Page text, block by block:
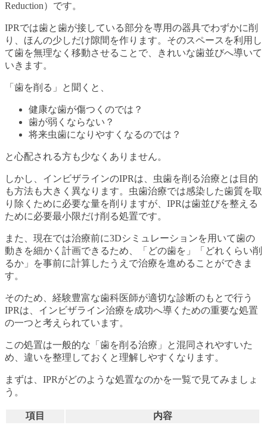
Reduction）です。
IPRでは歯と歯が接している部分を専用の器具でわずかに削
り、ほんの少しだけ隙間を作ります。そのスペースを利用し
て歯を無理なく移動させることで、きれいな歯並びへ導いて
いきます。
「歯を削る」と聞くと、
健康な歯が傷つくのでは？
歯が弱くならない？
将来虫歯になりやすくなるのでは？
と心配される方も少なくありません。
しかし、インビザラインのIPRは、虫歯を削る治療とは目的
も方法も大きく異なります。虫歯治療では感染した歯質を取
り除くために必要な量を削りますが、IPRは歯並びを整える
ために必要最小限だけ削る処置です。
また、現在では治療前に3Dシミュレーションを用いて歯の
動きを細かく計画できるため、「どの歯を」「どれくらい削
るか」を事前に計算したうえで治療を進めることができま
す。
そのため、経験豊富な歯科医師が適切な診断のもとで行う
IPRは、インビザライン治療を成功へ導くための重要な処置
の一つと考えられています。
この処置は一般的な「歯を削る治療」と混同されやすいた
め、違いを整理しておくと理解しやすくなります。
まずは、IPRがどのような処置なのかを一覧で見てみましょ
う。
項目
内容